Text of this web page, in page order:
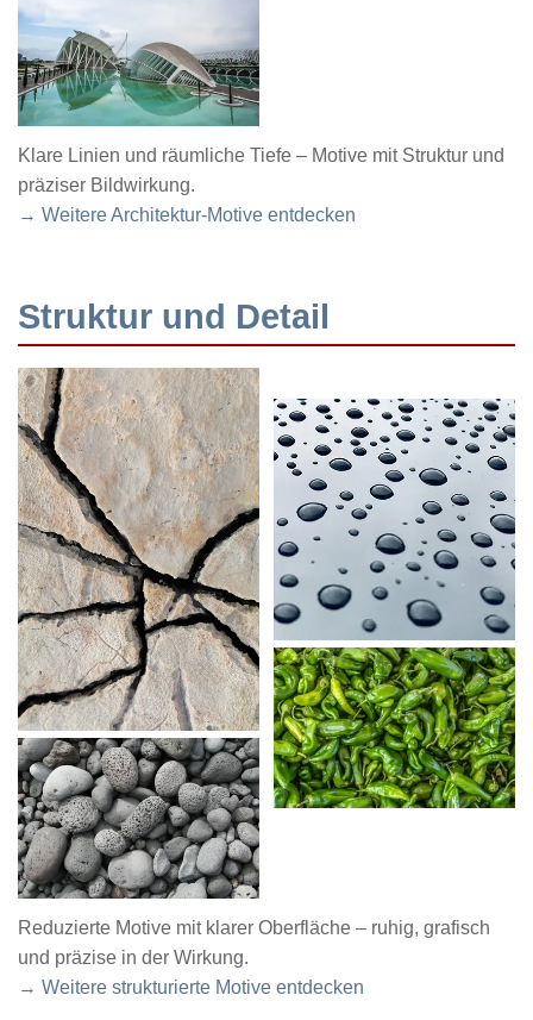
Klare Linien und räumliche Tiefe – Motive mit Struktur und
präziser Bildwirkung.
→ Weitere Architektur-Motive entdecken
Struktur und Detail
Reduzierte Motive mit klarer Oberfläche – ruhig, grafisch
und präzise in der Wirkung.
→ Weitere strukturierte Motive entdecken